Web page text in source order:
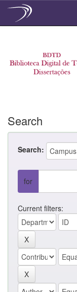
Search
Search:
for
Current filters: